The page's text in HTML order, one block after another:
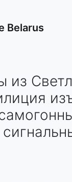
Belarus
из